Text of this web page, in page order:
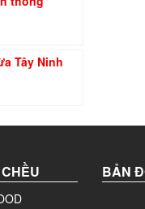
Tây Ninh
BẢN